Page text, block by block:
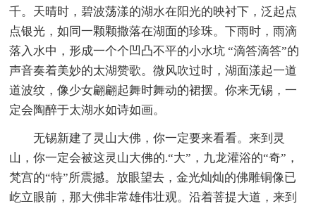
千。天晴时，碧波荡漾的湖水在阳光的映衬下，泛起点
点银光，如同一颗颗撒落在湖面的珍珠。下雨时，雨滴
落入水中，形成一个个凹凸不平的小水坑 “滴答滴答”的
声音奏着美妙的太湖赞歌。微风吹过时，湖面漾起一道
道波纹，像少女翩翩起舞时舞动的裙摆。你来无锡，一
定会陶醉于太湖水如诗如画。
无锡新建了灵山大佛，你一定要来看看。来到灵
山，你一定会被这灵山大佛的.“大”，九龙灌浴的“奇”，
梵宫的“特”所震撼。放眼望去，金光灿灿的佛雕铜像已
屹立眼前，那大佛非常雄伟壮观。沿着菩提大道，来到